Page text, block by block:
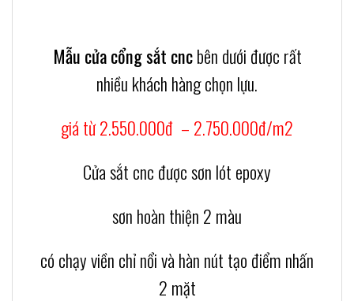
Mẫu cửa cổng sắt cncbên dưới được rất
nhiều khách hàng chọn lựu.
giá từ 2.550.000đ – 2.750.000đ/m2
Cửa sắt cnc được sơn lót epoxy
sơn hoàn thiện 2 màu
có chạy viền chỉ nổi và hàn nút tạo điểm nhấn
2 mặt